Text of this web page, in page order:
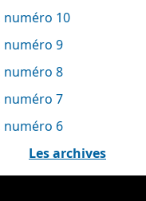
numéro 10
numéro 9
numéro 8
numéro 7
numéro 6
Les archives